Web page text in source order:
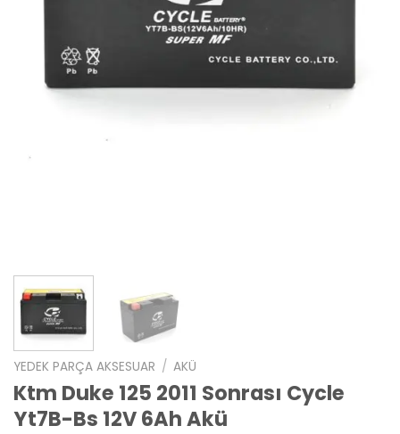
YEDEK PARÇA AKSESUAR / AKÜ
Ktm Duke 125 2011 Sonrası Cycle
Yt7B-Bs 12V 6Ah Akü